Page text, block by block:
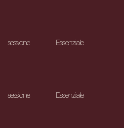
sessione
sessione
Essenziale
Essenziale